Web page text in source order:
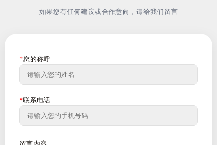
如果您有任何建议或合作意向，请给我们留言
*您的称呼
*联系电话
留言内容